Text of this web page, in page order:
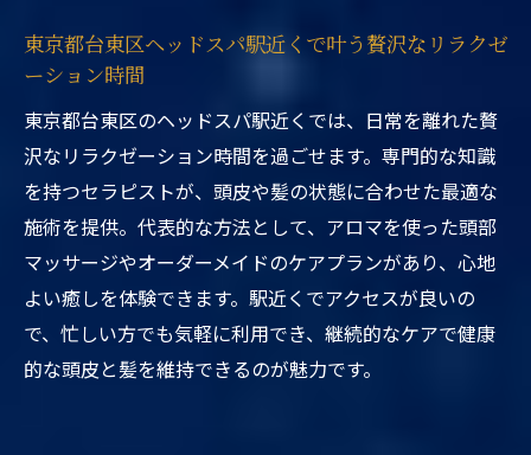
東京都台東区ヘッドスパ駅近くで叶う贅沢なリラクゼ
ーション時間
東京都台東区のヘッドスパ駅近くでは、日常を離れた贅
沢なリラクゼーション時間を過ごせます。専門的な知識
を持つセラピストが、頭皮や髪の状態に合わせた最適な
施術を提供。代表的な方法として、アロマを使った頭部
マッサージやオーダーメイドのケアプランがあり、心地
よい癒しを体験できます。駅近くでアクセスが良いの
で、忙しい方でも気軽に利用でき、継続的なケアで健康
的な頭皮と髪を維持できるのが魅力です。